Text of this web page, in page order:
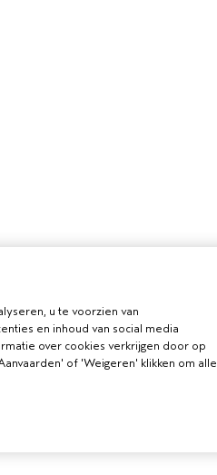
u te voorzien van
en inhoud van social media
over cookies verkrijgen door op
of 'Weigeren' klikken om alle